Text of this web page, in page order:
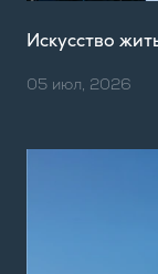
Искусство
05 июл, 2026